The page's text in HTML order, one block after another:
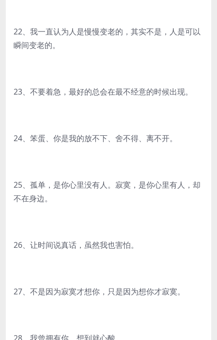
22、我一直认为人是慢慢变老的，其实不是，人是可以
瞬间变老的。
23、不要着急，最好的总会在最不经意的时候出现。
24、笨蛋、你是我的放不下、舍不得、离不开。
25、孤单，是你心里没有人。寂寞，是你心里有人，却
不在身边。
26、让时间说真话，虽然我也害怕。
27、不是因为寂寞才想你，只是因为想你才寂寞。